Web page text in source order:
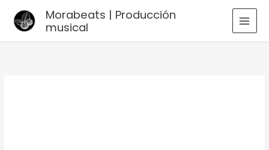
Morabeats | Producción
musical